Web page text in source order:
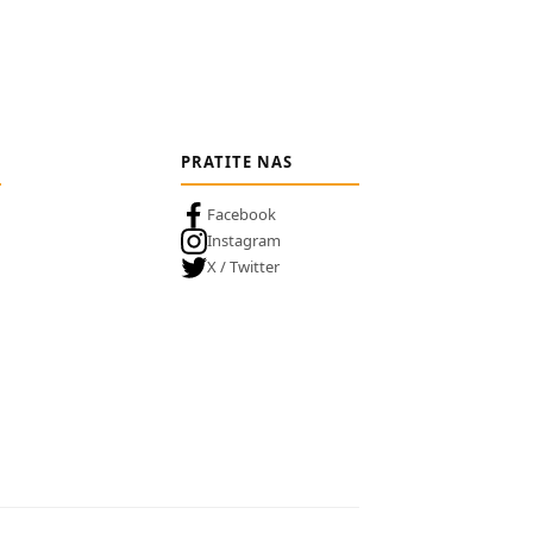
PRATITE NAS
Facebook
Instagram
X / Twitter